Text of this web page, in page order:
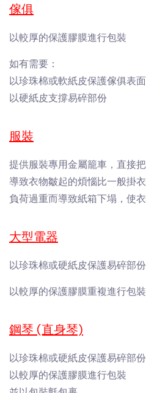
傢俱
以較厚的保護膠膜進行包裝
如有需要：
以珍珠棉或軟紙皮保護傢俱表面
以硬紙皮支撐易碎部份
服裝
提供服裝專用金屬籠車，直接
導致衣物皺起的煩惱比一般掛
負荷過重而導致紙箱下塌，使
大型電器
以珍珠棉或硬紙皮保護易碎部份
以較厚的保護膠膜重複進行包裝
鋼琴 (直身琴)
以珍珠棉或硬紙皮保護易碎部份
以較厚的保護膠膜進行包裝